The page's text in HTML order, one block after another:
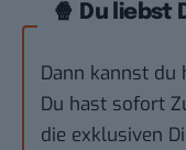
🍿 Du liebst
Dann kannst du
Du hast sofort
die exklusiven